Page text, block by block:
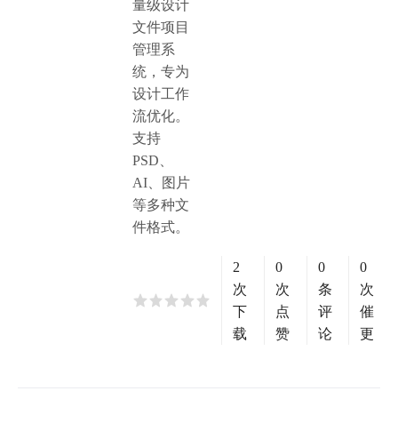
量级设计
文件项目
管理系
统，专为
设计工作
流优化。
支持
PSD、
AI、图片
等多种文
件格式。
2
次
下
载
0
次
点
赞
0
条
评
论
0
次
催
更